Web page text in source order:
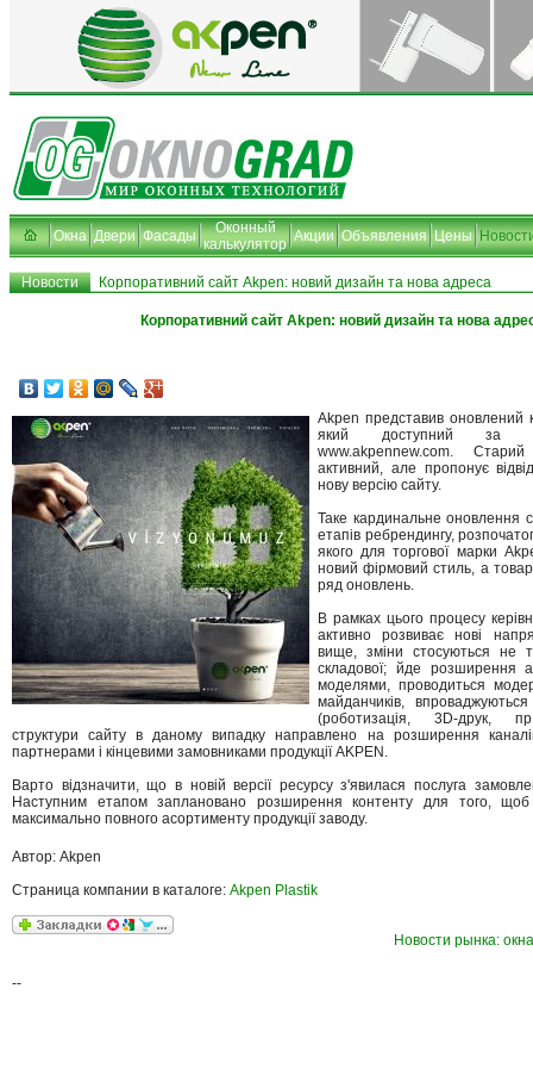
Окна Двери Фасады
Оконный
калькулятор Акции Объявления Цены
Новости Корпоративний сайт Akpen: новий дизайн та нова адреса
Корпоративний сайт Akpen: новий дизайн та нова
Akpen представив оновлений
який доступний за
www.akpennew.com.
активний, але пропонує
нову версію сайту.
Таке кардинальне оновлення
етапів ребрендингу,
якого для торгової марки
новий фірмовий стиль, а
ряд оновлень.
В рамках цього процесу
активно розвиває нові
вище, зміни стосуються не
складової; йде розширення
моделями, проводиться
майданчиків, впроваджуються
(роботизація, 3D-друк,
структури сайту в даному випадку направлено на розширення
партнерами і кінцевими замовниками продукції AKPEN.
Варто відзначити, що в новій версії ресурсу з'явилася послуга
Наступним етапом заплановано розширення контенту для того,
максимально повного асортименту продукції заводу.
Автор: Akpen
Страница компании в каталоге: Akpen Plastik
Новости рынка:
--